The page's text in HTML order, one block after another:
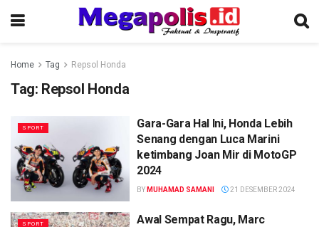
Home Tag Repsol Honda
Tag: Repsol Honda
SPORT
Gara-Gara Hal Ini, Honda Lebih
Senang dengan Luca Marini
ketimbang Joan Mir di MotoGP
2024
BY MUHAMAD SAMANI 21 DESEMBER 2024
SPORT
Awal Sempat Ragu, Marc